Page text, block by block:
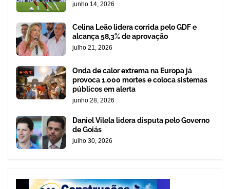
junho 14, 2026
Celina Leão lidera corrida pelo GDF e
alcança 58,3% de aprovação
julho 21, 2026
Onda de calor extrema na Europa já
provoca 1.000 mortes e coloca sistemas
públicos em alerta
junho 28, 2026
Daniel Vilela lidera disputa pelo Governo
de Goiás
julho 30, 2026